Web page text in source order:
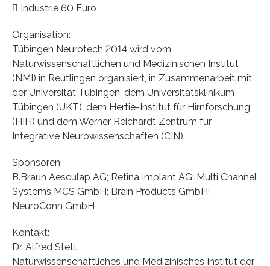
 Industrie 60 Euro
Organisation:
Tübingen Neurotech 2014 wird vom
Naturwissenschaftlichen und Medizinischen Institut
(NMI) in Reutlingen organisiert, in Zusammenarbeit mit
der Universität Tübingen, dem Universitätsklinikum
Tübingen (UKT), dem Hertie-Institut für Hirnforschung
(HIH) und dem Werner Reichardt Zentrum für
Integrative Neurowissenschaften (CIN).
Sponsoren:
B.Braun Aesculap AG; Retina Implant AG; Multi Channel
Systems MCS GmbH; Brain Products GmbH;
NeuroConn GmbH
Kontakt:
Dr. Alfred Stett
Naturwissenschaftliches und Medizinisches Institut der